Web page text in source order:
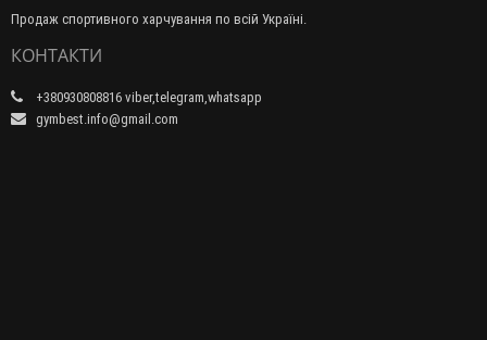
Продаж спортивного харчування по всій Україні.
КОНТАКТИ
+380930808816 viber,telegram,whatsapp
gymbest.info@gmail.com